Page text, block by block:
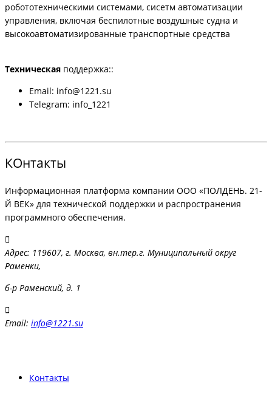
робототехническими системами, сисетм автоматизации
управления, включая беспилотные воздушные судна и
высокоавтоматизированные транспортные средства
Техническая поддержка::
Email: info@1221.su
Telegram: info_1221
КОнтакты
Информационная платформа компании ООО «ПОЛДЕНЬ. 21-
Й ВЕК» для технической поддержки и распространения
программного обеспечения.
Адрес: 119607, г. Москва, вн.тер.г. Муниципальный округ
Раменки,
б-р Раменский, д. 1
Email: info@1221.su
Контакты